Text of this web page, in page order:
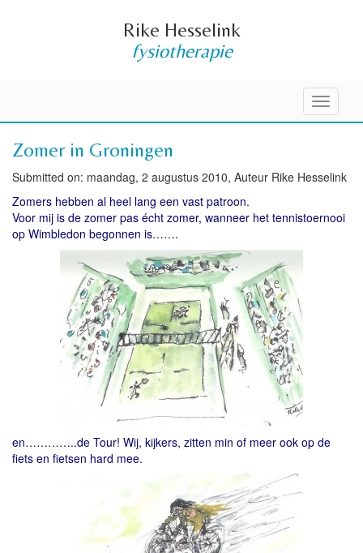
Rike Hesselink
fysiotherapie
Toggle
Zomer in Groningen
Submitted on: maandag, 2 augustus 2010, Auteur Rike Hesselink
Zomers hebben al heel lang een vast patroon.
Voor mij is de zomer pas écht zomer, wanneer het tennistoernooi
op Wimbledon begonnen is…….
en…………..de Tour! Wij, kijkers, zitten min of meer ook op de
fiets en fietsen hard mee.